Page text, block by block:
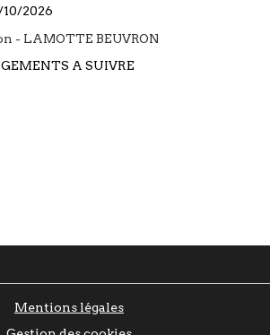
10/2026
- LAMOTTE BEUVRON
A SUIVRE
Mentions légales